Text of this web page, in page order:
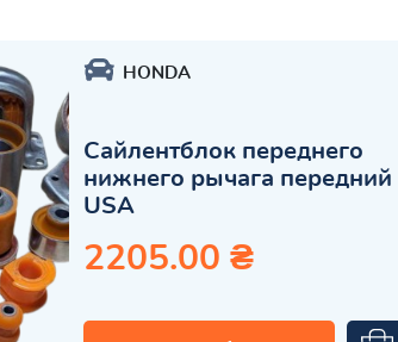
HONDA
Сайлентблок переднего
нижнего рычага передний
USA
2205.00 ₴